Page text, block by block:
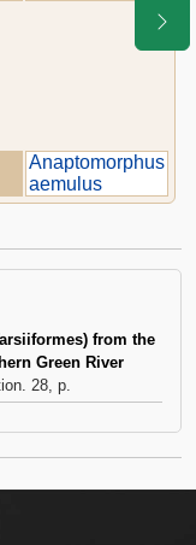
Anaptomorphus
aemulus
from the
Green River
28, p.